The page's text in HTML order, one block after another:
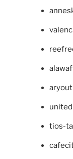
tios-